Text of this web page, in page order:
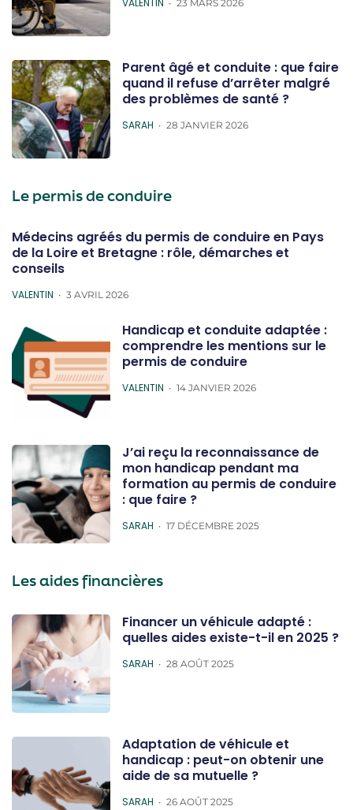
VALENTIN 23 MARS 2026
Parent âgé et conduite : que faire
quand il refuse d’arrêter malgré
des problèmes de santé ?
POSTED
SARAH 28 JANVIER 2026
Le permis de conduire
Médecins agréés du permis de conduire en Pays
de la Loire et Bretagne : rôle, démarches et
conseils
POSTED
VALENTIN 3 AVRIL 2026
Handicap et conduite adaptée :
comprendre les mentions sur le
permis de conduire
POSTED
VALENTIN 14 JANVIER 2026
J’ai reçu la reconnaissance de
mon handicap pendant ma
formation au permis de conduire
: que faire ?
POSTED
SARAH 17 DÉCEMBRE 2025
Les aides financières
Financer un véhicule adapté :
quelles aides existe-t-il en 2025 ?
POSTED
SARAH 28 AOÛT 2025
Adaptation de véhicule et
handicap : peut-on obtenir une
aide de sa mutuelle ?
POSTED
SARAH 26 AOÛT 2025